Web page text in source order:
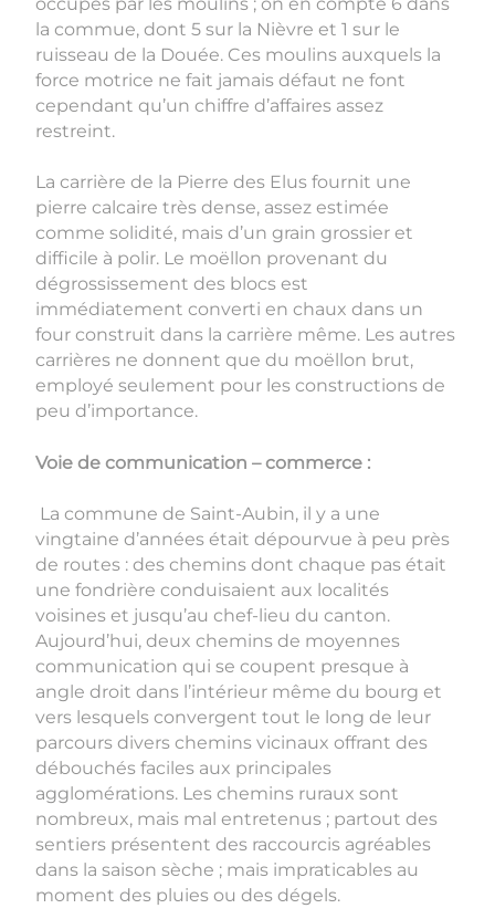
la commue, dont 5 sur la Nièvre et 1 sur le
ruisseau de la Douée. Ces moulins auxquels la
force motrice ne fait jamais défaut ne font
cependant qu’un chiffre d’affaires assez
restreint.
La carrière de la Pierre des Elus fournit une
pierre calcaire très dense, assez estimée
comme solidité, mais d’un grain grossier et
difficile à polir. Le moëllon provenant du
dégrossissement des blocs est
immédiatement converti en chaux dans un
four construit dans la carrière même. Les autres
carrières ne donnent que du moëllon brut,
employé seulement pour les constructions de
peu d’importance.
Voie de communication – commerce :
La commune de Saint-Aubin, il y a une
vingtaine d’années était dépourvue à peu près
de routes : des chemins dont chaque pas était
une fondrière conduisaient aux localités
voisines et jusqu’au chef-lieu du canton.
Aujourd’hui, deux chemins de moyennes
communication qui se coupent presque à
angle droit dans l’intérieur même du bourg et
vers lesquels convergent tout le long de leur
parcours divers chemins vicinaux offrant des
débouchés faciles aux principales
agglomérations. Les chemins ruraux sont
nombreux, mais mal entretenus ; partout des
sentiers présentent des raccourcis agréables
dans la saison sèche ; mais impraticables au
moment des pluies ou des dégels.